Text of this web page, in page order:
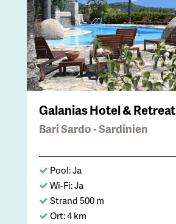
Galanias Hotel & Retreat
Bari Sardo - Sardinien
Pool: Ja
Wi-Fi: Ja
Strand 500 m
Ort: 4 km